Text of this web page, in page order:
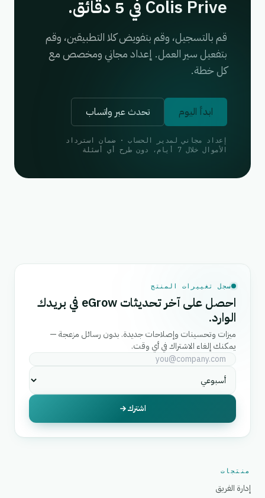
Colis Prive في 5 دقائق.
قم بالتسجيل، وقم بتفويض كلا التطبيقين، وقم
بتفعيل سير العمل. إعداد مجاني ومخصص مع
كل خطة.
ابدأ اليوم تحدث عبر واتساب
إعداد مجاني لمدير الحساب · ضمان استرداد
الأموال خلال 7 أيام، دون طرح أي أسئلة
سجل تغييرات المنتج
احصل على آخر تحديثات eGrow في بريدك
الوارد.
ميزات وتحسينات وإصلاحات جديدة. بدون رسائل مزعجة —
يمكنك إلغاء الاشتراك في أي وقت.
اشترك
منتجات
إدارة الفريق